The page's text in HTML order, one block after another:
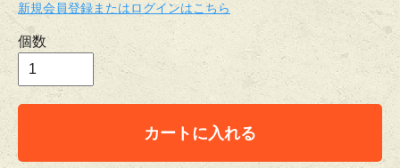
新規会員登録またはログインはこちら
個数
カートに入れる